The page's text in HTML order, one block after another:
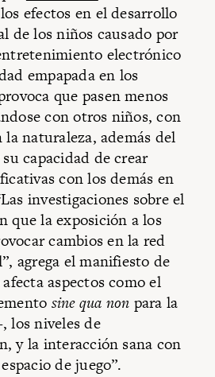
efectos en el desarrollo
de los niños causado por
electrónico
empapada en los
que pasen menos
con otros niños, con
naturaleza, además del
capacidad de crear
con los demás en
investigaciones sobre el
que la exposición a los
cambios en la red
agrega el manifiesto de
aspectos como el
sine qua non para la
los niveles de
y la interacción sana con
de juego”.